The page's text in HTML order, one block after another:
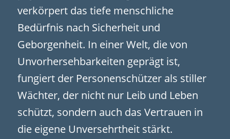
verkörpert das tiefe menschliche
Bedürfnis nach Sicherheit und
Geborgenheit. In einer Welt, die von
Unvorhersehbarkeiten geprägt ist,
fungiert der Personenschützer als stiller
Wächter, der nicht nur Leib und Leben
schützt, sondern auch das Vertrauen in
die eigene Unversehrtheit stärkt.